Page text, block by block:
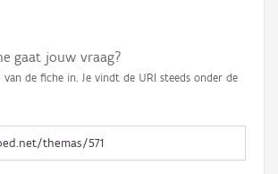
gaat jouw vraag?
van de fiche in. Je vindt de URI steeds onder de